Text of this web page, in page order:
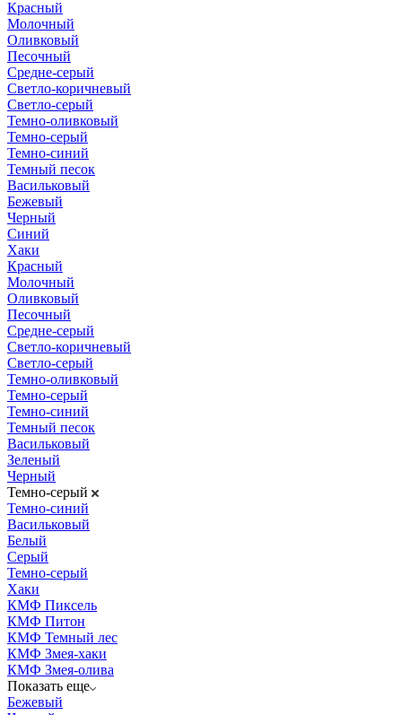
Красный
Молочный
Оливковый
Песочный
Средне-серый
Светло-коричневый
Светло-серый
Темно-оливковый
Темно-серый
Темно-синий
Темный песок
Васильковый
Бежевый
Черный
Синий
Хаки
Красный
Молочный
Оливковый
Песочный
Средне-серый
Светло-коричневый
Светло-серый
Темно-оливковый
Темно-серый
Темно-синий
Темный песок
Васильковый
Зеленый
Черный
Темно-серый
Темно-синий
Васильковый
Белый
Серый
Темно-серый
Хаки
КМФ Пиксель
КМФ Питон
КМФ Темный лес
КМФ Змея-хаки
КМФ Змея-олива
Показать еще
Бежевый